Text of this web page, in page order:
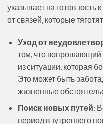
указывает на
от связей, которые
Уход от
том, что вопрошающий
из ситуации, которая
Это может быть
жизненные
Поиск новых путей:
период внутреннего